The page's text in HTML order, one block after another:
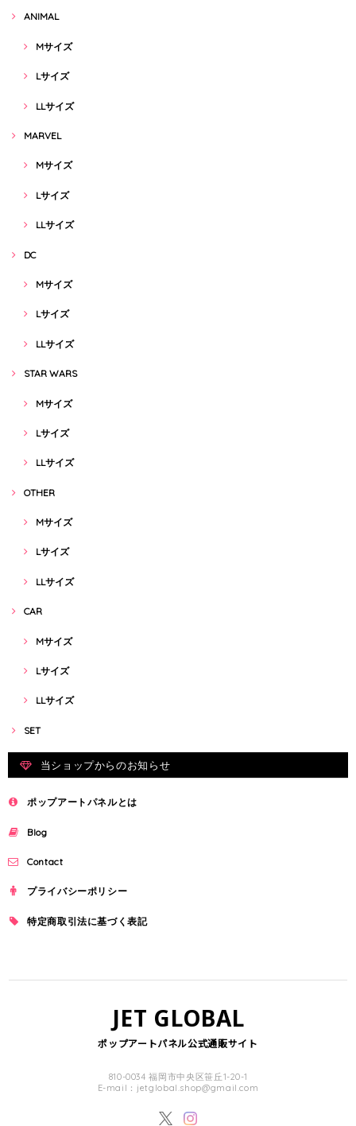
ANIMAL
Mサイズ
Lサイズ
LLサイズ
MARVEL
Mサイズ
Lサイズ
LLサイズ
DC
Mサイズ
Lサイズ
LLサイズ
STAR WARS
Mサイズ
Lサイズ
LLサイズ
OTHER
Mサイズ
Lサイズ
LLサイズ
CAR
Mサイズ
Lサイズ
LLサイズ
SET
当ショップからのお知らせ
ポップアートパネルとは
Blog
Contact
プライバシーポリシー
特定商取引法に基づく表記
JET GLOBAL
ポップアートパネル公式通販サイト
810-0034 福岡市中央区笹丘1-20-1
E-mail： jetglobal.shop@gmail.com